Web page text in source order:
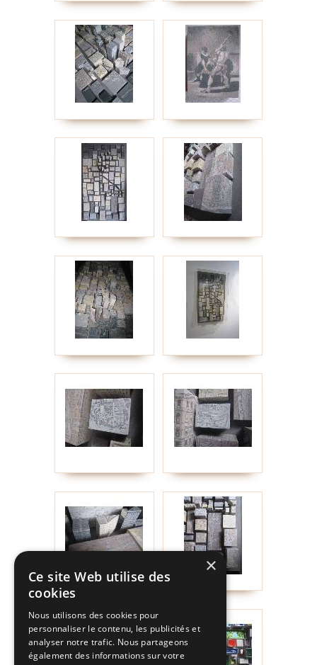
×
Ce site Web utilise des
cookies
Nous utilisons des cookies pour
personnaliser le contenu, les publicités et
analyser notre trafic. Nous partageons
également des informations sur votre